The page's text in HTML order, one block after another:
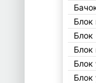
Блок
Блок
Блок
Блок
Блок